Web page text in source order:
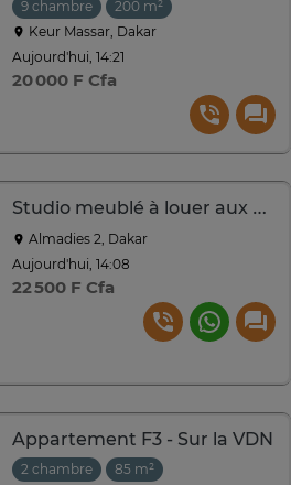
9 chambre
200 m²
Keur Massar, Dakar
Aujourd'hui, 14:21
20 000 F Cfa
Studio meublé à louer aux Almadies 2
Almadies 2, Dakar
Aujourd'hui, 14:08
22 500 F Cfa
Appartement F3 - Sur la VDN
2 chambre
85 m²